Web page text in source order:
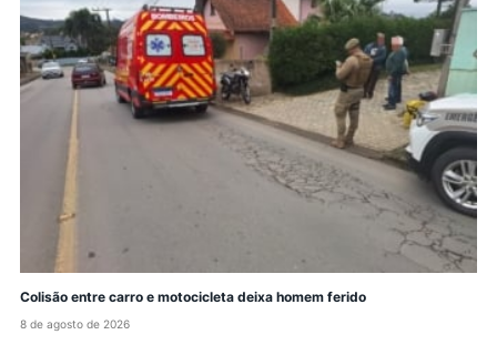
Colisão entre carro e motocicleta deixa homem ferido
8 de agosto de 2026